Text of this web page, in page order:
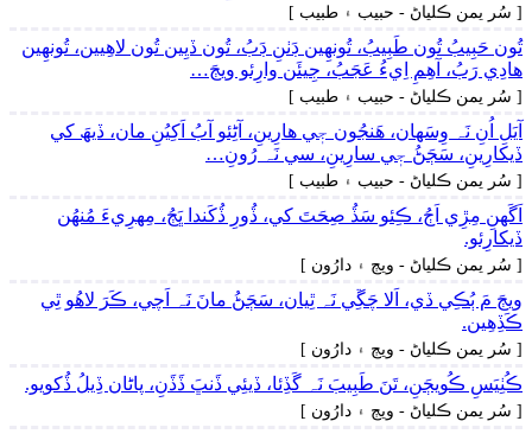
[ سُر يمن ڪلياڻ - حبيب ۽ طبيب ]
تُون حَبِيبُ تُون طَبِيبُ، تُونھِين ڊَٺنِ ڊَبُ، تُون ڏيِين تُون لاھِيين، تُونھِين
ھادِي رَبُ، آھِمِ اِيءُ عَجَبُ، جِيئَن وارِئو ويڄَ…
[ سُر يمن ڪلياڻ - حبيب ۽ طبيب ]
آيَلِ اُنِ نَہ وِسَھان، ھَنجُون جٖي ھارِينِ، آڻِئو آبُ اَکِيُنِ مان، ڏيھَ کي
ڏيکارِينِ، سَڄَڻُ جٖي سارِينِ، سي نَہ رُونِ…
[ سُر يمن ڪلياڻ - حبيب ۽ طبيب ]
اَگَهنِ مِڙِي اَڄُ، ڪِئو سَڏُ صِحَتَ کي، ڏُورِ ڏُکَندا ڀَڄُ، مِھرِيءَ مُنھُن
ڏيکارِئو.
[ سُر يمن ڪلياڻ - ويڄ ۽ دارُون ]
ويڄَ مَ ٻُڪِي ڏي، اَلا چَڱِي نَہ ٿِيان، سَڄَڻُ مانَ نَہ اَچي، ڪَرَ لاھُو ٿِي
ڪَڏِھِين.
[ سُر يمن ڪلياڻ - ويڄ ۽ دارُون ]
ڪُٺِيَسِ ڪُويڄَنِ، تَنَ طَبِيبَ نَہ گَڏِئا، ڏيئِي ڏَنڀَ ڏَڏَنِ، پاڻان ڏِيلُ ڏُکويو.
[ سُر يمن ڪلياڻ - ويڄ ۽ دارُون ]